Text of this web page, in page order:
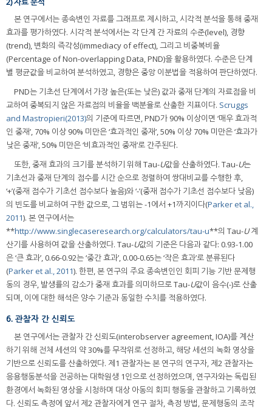
본 연구에서는 종속변인 자료를 그래프로 제시하고, 시각적 분석을 통해 중재
효과를 평가하였다. 시각적 분석에서는 각 단계 간 자료의 수준(level), 경향
(trend), 변화의 즉각성(immediacy of effect), 그리고 비중복비율
(Percentage of Non-overlapping Data, PND)을 활용하였다. 수준은 단계
별 평균값을 비교하여 분석하였고, 경향은 중앙 이분법을 적용하여 판단하였다.
PND는 기초선 단계에서 가장 높은(또는 낮은) 값과 중재 단계의 자료점을 비
교하여 중복되지 않은 자료점의 비율을 백분율로 산출한 지표이다. Scruggs
and Mastropieri(2013)의 기준에 따르면, PND가 90% 이상이면 ‘매우 효과적
인 중재’, 70% 이상 90% 미만은 ‘효과적인 중재’, 50% 이상 70% 미만은 ‘효과가
낮은 중재’, 50% 미만은 ‘비효과적인 중재’로 간주된다.
또한, 중재 효과의 크기를 분석하기 위해 Tau-U값을 산출하였다. Tau-U는
기초선과 중재 단계의 점수를 시간 순으로 정렬하여 쌍대비교를 수행한 후,
‘+’(중재 점수가 기초선 점수보다 높음)와 ‘-’(중재 점수가 기초선 점수보다 낮음)
의 빈도를 비교하여 구한 값으로, 그 범위는 -1에서 +1까지이다(Parker et al.,
2011). 본 연구에서는
**http://www.singlecaseresearch.org/calculators/tau-u**의 Tau-U계
산기를 사용하여 값을 산출하였다. Tau-U값의 기준은 다음과 같다: 0.93-1.00
은 ‘큰 효과’, 0.66-0.92는 ‘중간 효과’, 0.00-0.65는 ‘작은 효과’로 분류된다
(Parker et al., 2011). 한편, 본 연구의 주요 종속변인인 회피 기능 기반 문제행
동의 경우, 발생률의 감소가 중재 효과를 의미하므로 Tau-U값이 음수(-)로 산출
되며, 이에 대한 해석은 양수 기준과 동일한 수치를 적용하였다.
6. 관찰자 간 신뢰도
본 연구에서는 관찰자 간 신뢰도(interobserver agreement, IOA)를 계산
하기 위해 전체 세션의 약 30%를 무작위로 선정하고, 해당 세션의 녹화 영상을
기반으로 신뢰도를 산출하였다. 제1 관찰자는 본 연구의 연구자, 제2 관찰자는
응용행동분석을 전공하는 대학원생 1인으로 선정하였으며, 연구자와는 독립된
환경에서 녹화된 영상을 시청하며 대상 아동의 회피 행동을 관찰하고 기록하였
다. 신뢰도 측정에 앞서 제2 관찰자에게 연구 절차, 측정 방법, 문제행동의 조작